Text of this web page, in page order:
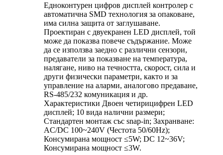
Едноконтурен цифров дисплей контролер с
автоматична SMD технология за опаковане,
има силна защита от заглушаване.
Проектиран с двуекранен LED дисплей, той
може да показва повече съдържание. Може
да се използва заедно с различни сензори,
предаватели за показване на температура,
налягане, ниво на течността, скорост, сила и
други физически параметри, както и за
управление на аларми, аналогово предаване,
RS-485/232 комуникация и др.
Характеристики Двоен четирицифрен LED
дисплей; 10 вида налични размери;
Стандартен монтаж със snap-in; Захранване:
AC/DC 100~240V (Честота 50/60Hz);
Консумирана мощност ≤5W; DC 12~36V;
Консумирана мощност ≤3W.